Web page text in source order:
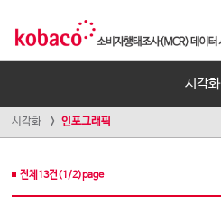
시각화
시각화 인포그래픽
전체 13건(1 /2)page